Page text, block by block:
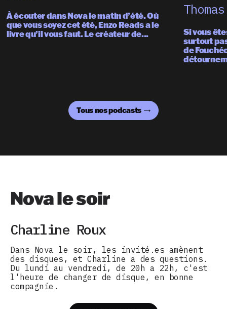
À écouter dans Nova le matin d’été. Où
que vous soyez cet été, Enzo Reads a le
livre qu’il vous faut. Le créateur de...
Si vous
surtout
de
Tous nos podcasts
Nova le soir
Charline Roux
Dans Nova le soir, les invité.es amènent
des disques, et Charline a des questions.
Du lundi au vendredi, de 20h a 22h, c'est
l'heure de changer de disque, en bonne
compagnie.